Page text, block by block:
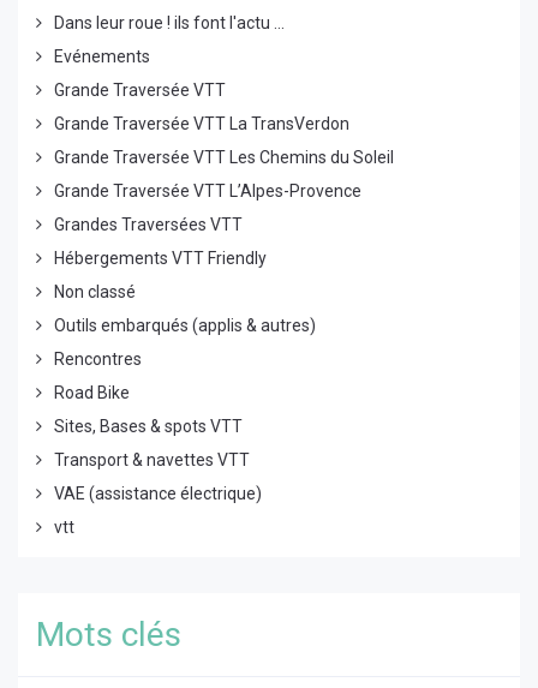
Dans leur roue ! ils font l'actu ...
Evénements
Grande Traversée VTT
Grande Traversée VTT La TransVerdon
Grande Traversée VTT Les Chemins du Soleil
Grande Traversée VTT L’Alpes-Provence
Grandes Traversées VTT
Hébergements VTT Friendly
Non classé
Outils embarqués (applis & autres)
Rencontres
Road Bike
Sites, Bases & spots VTT
Transport & navettes VTT
VAE (assistance électrique)
vtt
Mots clés